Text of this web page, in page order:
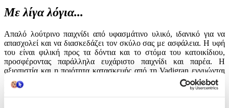
Με λίγα λόγια...
Απαλό λούτρινο παιχνίδι από υφασμάτινο υλικό, ιδανικό για να
απασχολεί και να διασκεδάζει τον σκύλο σας με ασφάλεια. Η υφή
του είναι φιλική προς τα δόντια και το στόμα του κατοικίδιου,
προσφέροντας παράλληλα ευχάριστο παιχνίδι και παρέα. Η
αξιοπιστία και η ποιότητα κατασκευής από τη Vadigran εγγυώνται
αντοχή, καθιστώντας το παιχνίδι εξαιρετική επιλογή για καθημερινή
χρήση και ατελείωτες ώρες ψυχαγωγίας.